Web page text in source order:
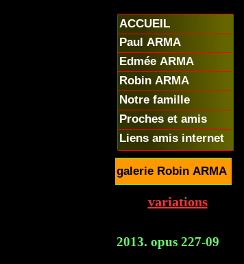
variations
2013. opus 227-09
ACCUEIL
Paul ARMA
Edmée ARMA
Robin ARMA
Notre famille
Proches et amis
Liens amis internet
galerie Robin ARMA